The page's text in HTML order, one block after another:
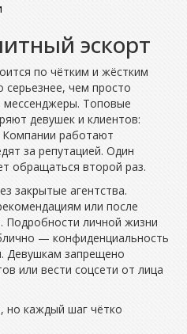
эскорт
по чётким и жёстким
серьезнее, чем просто
мессенджеры. Топовые
девушек и клиентов:
работают
за репутацией. Один
обращаться второй раз.
закрытые агентства.
или после
Подробности личной жизни
— конфиденциальность
Девушкам запрещено
или вести соцсети от лица
но каждый шаг чётко